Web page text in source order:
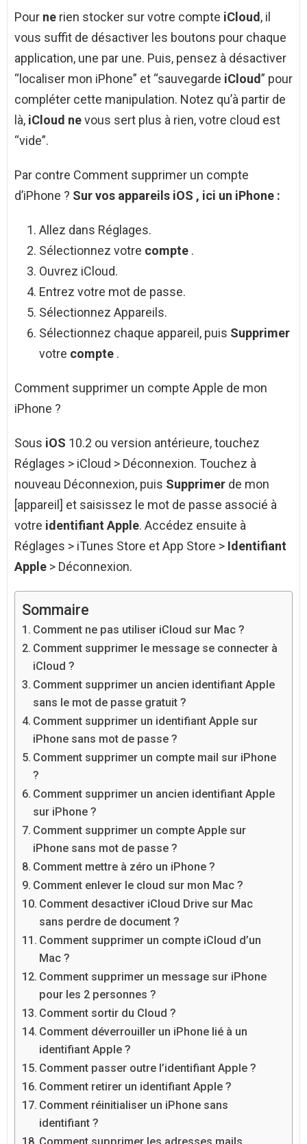
Pour ne rien stocker sur votre compte iCloud, il
vous suffit de désactiver les boutons pour chaque
application, une par une. Puis, pensez à désactiver
“localiser mon iPhone” et “sauvegarde iCloud” pour
compléter cette manipulation. Notez qu’à partir de
là, iCloud nevous sert plus à rien, votre cloud est
“vide”.
Par contre Comment supprimer un compte
d’iPhone ? Sur vos appareils iOS , ici un iPhone :
Allez dans Réglages.
Sélectionnez votre compte .
Ouvrez iCloud.
Entrez votre mot de passe.
Sélectionnez Appareils.
Sélectionnez chaque appareil, puis Supprimer
votre compte .
Comment supprimer un compte Apple de mon
iPhone ?
Sous iOS 10.2 ou version antérieure, touchez
Réglages > iCloud > Déconnexion. Touchez à
nouveau Déconnexion, puis Supprimer de mon
[appareil] et saisissez le mot de passe associé à
votre identifiant Apple. Accédez ensuite à
Réglages > iTunes Store et App Store > Identifiant
Apple > Déconnexion.
Sommaire
Comment ne pas utiliser iCloud sur Mac ?
Comment supprimer le message se connecter à
iCloud ?
Comment supprimer un ancien identifiant Apple
sans le mot de passe gratuit ?
Comment supprimer un identifiant Apple sur
iPhone sans mot de passe ?
Comment supprimer un compte mail sur iPhone
?
Comment supprimer un ancien identifiant Apple
sur iPhone ?
Comment supprimer un compte Apple sur
iPhone sans mot de passe ?
Comment mettre à zéro un iPhone ?
Comment enlever le cloud sur mon Mac ?
Comment desactiver iCloud Drive sur Mac
sans perdre de document ?
Comment supprimer un compte iCloud d’un
Mac ?
Comment supprimer un message sur iPhone
pour les 2 personnes ?
Comment sortir du Cloud ?
Comment déverrouiller un iPhone lié à un
identifiant Apple ?
Comment passer outre l’identifiant Apple ?
Comment retirer un identifiant Apple ?
Comment réinitialiser un iPhone sans
identifiant ?